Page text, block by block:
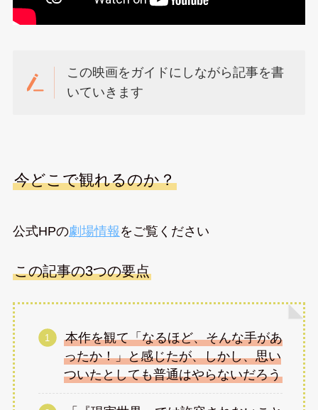
この映画をガイドにしながら記事を書
いていきます
今どこで観れるのか？
公式HPの劇場情報 をご覧ください
この記事の3つの要点
本作を観て「なるほど、そんな手があ
ったか！」と感じたが、しかし、思い
ついたとしても普通はやらないだろう